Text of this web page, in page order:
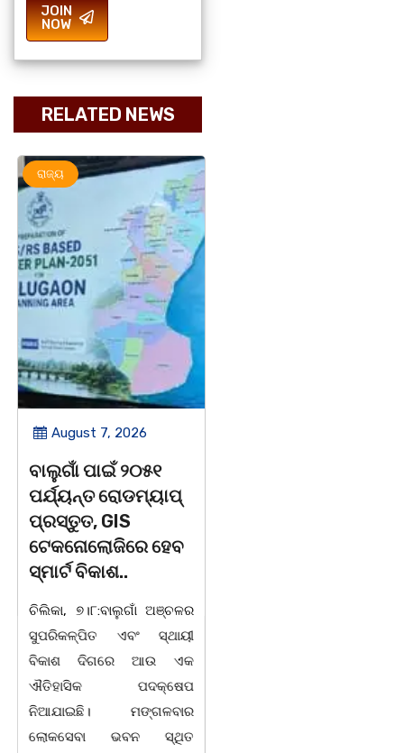
JOIN
NOW
RELATED NEWS
ରାଜ୍ୟ
August 7, 2026
ବାଲୁଗାଁ ପାଇଁ ୨୦୫୧
ପର୍ଯ୍ୟନ୍ତ ରୋଡମ୍ୟାପ୍
ପ୍ରସ୍ତୁତ, GIS
ଟେକନୋଲୋଜିରେ ହେବ
ସ୍ମାର୍ଟ ବିକାଶ..
ଚିଲିକା, ୭।୮:ବାଲୁଗାଁ ଅଞ୍ଚଳର
ସୁପରିକଳ୍ପିତ ଏବଂ ସ୍ଥାୟୀ
ବିକାଶ ଦିଗରେ ଆଉ ଏକ
ଐତିହାସିକ ପଦକ୍ଷେପ
ନିଆଯାଇଛି। ମଙ୍ଗଳବାର
ଲୋକସେବା ଭବନ ସ୍ଥିତ